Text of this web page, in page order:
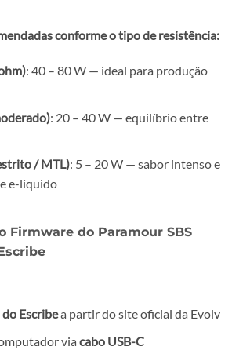
conforme o tipo de resistência:
: 40 – 80 W — ideal para produção
: 20 – 40 W — equilíbrio entre
/ MTL): 5 – 20 W — sabor intenso e
e-líquido
Firmware do Paramour SBS
Escribea partir do site oficial da Evolv
via cabo USB-C